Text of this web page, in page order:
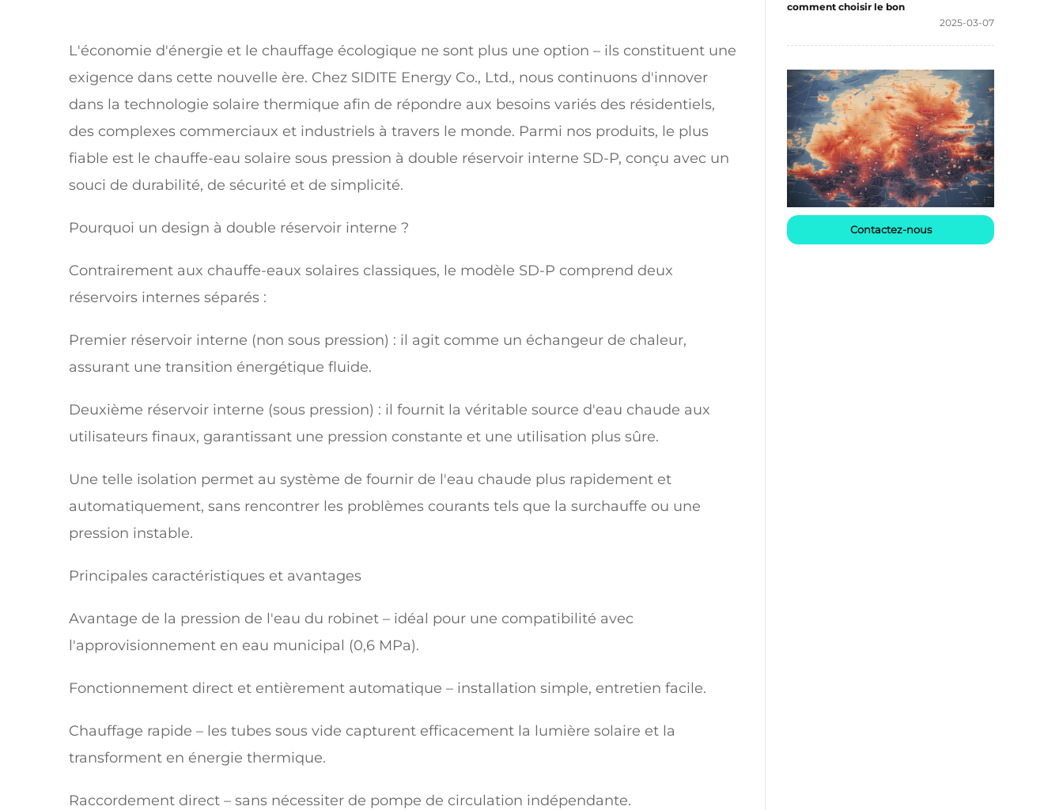
L'économie d'énergie et le chauffage écologique ne sont plus une option – ils constituent une
exigence dans cette nouvelle ère. Chez SIDITE Energy Co., Ltd., nous continuons d'innover
dans la technologie solaire thermique afin de répondre aux besoins variés des résidentiels,
des complexes commerciaux et industriels à travers le monde. Parmi nos produits, le plus
fiable est le chauffe-eau solaire sous pression à double réservoir interne SD-P, conçu avec un
souci de durabilité, de sécurité et de simplicité.
Pourquoi un design à double réservoir interne ?
Contrairement aux chauffe-eaux solaires classiques, le modèle SD-P comprend deux
réservoirs internes séparés :
Premier réservoir interne (non sous pression) : il agit comme un échangeur de chaleur,
assurant une transition énergétique fluide.
Deuxième réservoir interne (sous pression) : il fournit la véritable source d'eau chaude aux
utilisateurs finaux, garantissant une pression constante et une utilisation plus sûre.
Une telle isolation permet au système de fournir de l'eau chaude plus rapidement et
automatiquement, sans rencontrer les problèmes courants tels que la surchauffe ou une
pression instable.
Principales caractéristiques et avantages
Avantage de la pression de l'eau du robinet – idéal pour une compatibilité avec
l'approvisionnement en eau municipal (0,6 MPa).
Fonctionnement direct et entièrement automatique – installation simple, entretien facile.
Chauffage rapide – les tubes sous vide capturent efficacement la lumière solaire et la
transforment en énergie thermique.
Raccordement direct – sans nécessiter de pompe de circulation indépendante.
comment choisir le bon
2025-03-07
Contactez-nous